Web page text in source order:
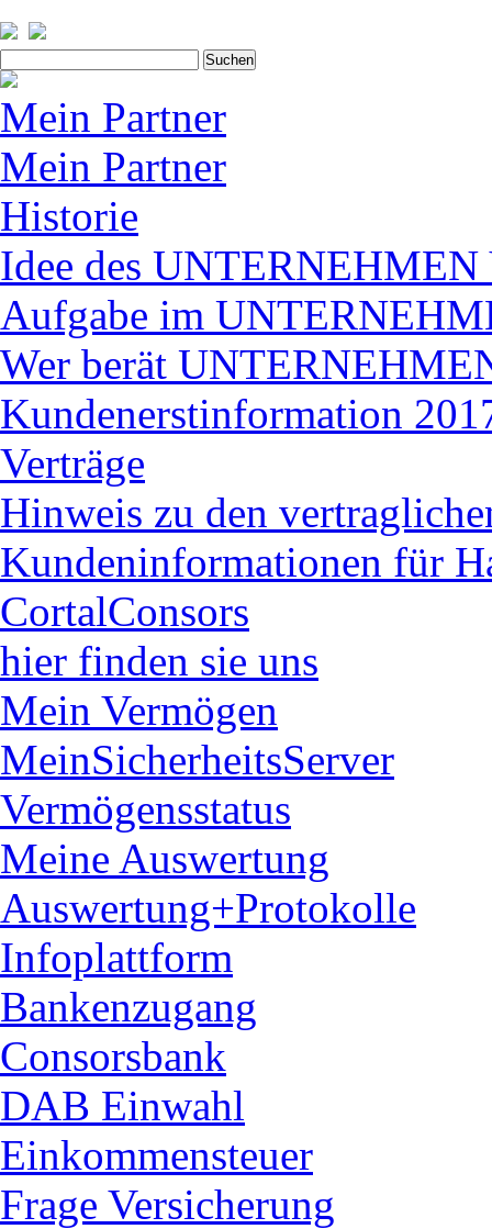
nach:
Mein Partner
Mein Partner
Historie
Idee des
Aufgabe im
Wer berät
Kundenerstinformation
Verträge
Hinweis zu den
Kundeninformationen für
CortalConsors
hier finden sie uns
Mein Vermögen
MeinSicherheitsServer
Vermögensstatus
Meine Auswertung
Auswertung+Protokolle
Infoplattform
Bankenzugang
Consorsbank
DAB Einwahl
Einkommensteuer
Frage Versicherung